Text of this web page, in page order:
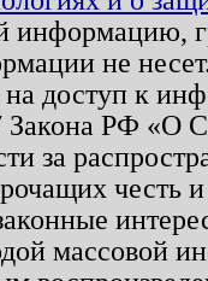
не
на доступ к
Закона РФ «О
за
честь
массовой